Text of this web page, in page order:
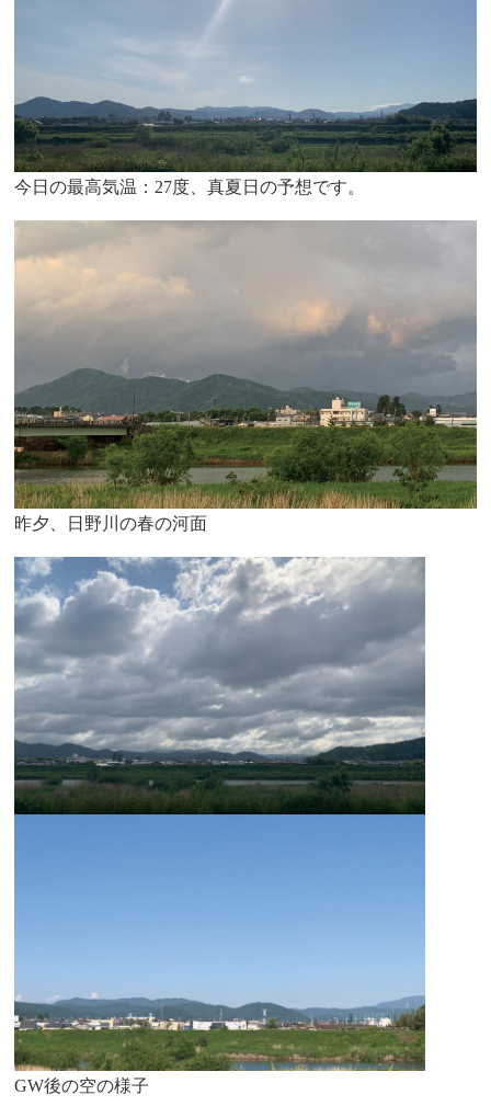
今日の最高気温：27度、真夏日の予想です。
昨夕、日野川の春の河面
GW後の空の様子